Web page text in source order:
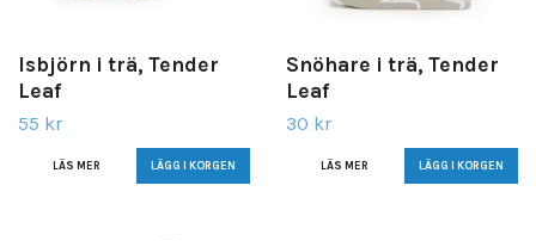
Isbjörn i trä, Tender
Leaf
55 kr
LÄS MER
Snöhare i trä, Tender
Leaf
30 kr
LÄS MER